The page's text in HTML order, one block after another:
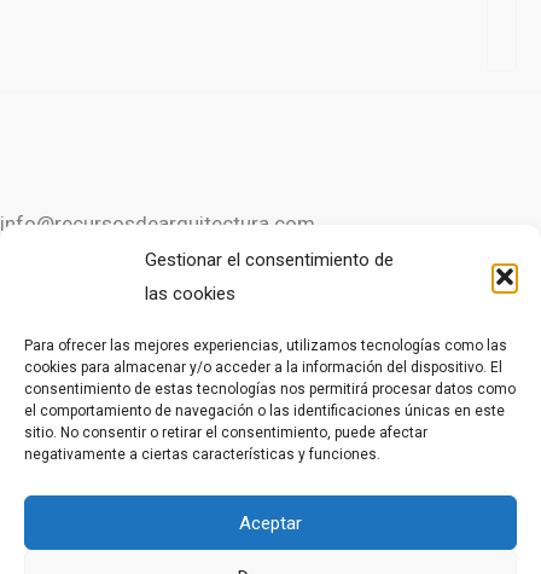
Gestionar el consentimiento de
las cookies
Para ofrecer las mejores experiencias, utilizamos tecnologías como las
cookies para almacenar y/o acceder a la información del dispositivo. El
consentimiento de estas tecnologías nos permitirá procesar datos como
el comportamiento de navegación o las identificaciones únicas en este
sitio. No consentir o retirar el consentimiento, puede afectar
negativamente a ciertas características y funciones.
Aceptar
info@recursosdearquitectura.com
OTROS RECURSOS
CURSO DE AUTOCAD GRATIS
CURSO DE AUTOCAD EN VÍDEOS